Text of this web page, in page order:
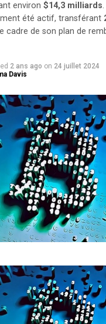
environ $14,3 milliards
été actif, transférant
cadre de son plan de
2 ans ago on 24 juillet 2024
Davis